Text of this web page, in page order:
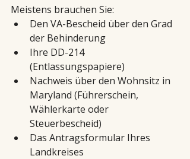
Meistens brauchen Sie:
Den VA-Bescheid über den Grad
der Behinderung
Ihre DD-214
(Entlassungspapiere)
Nachweis über den Wohnsitz in
Maryland (Führerschein,
Wählerkarte oder
Steuerbescheid)
Das Antragsformular Ihres
Landkreises